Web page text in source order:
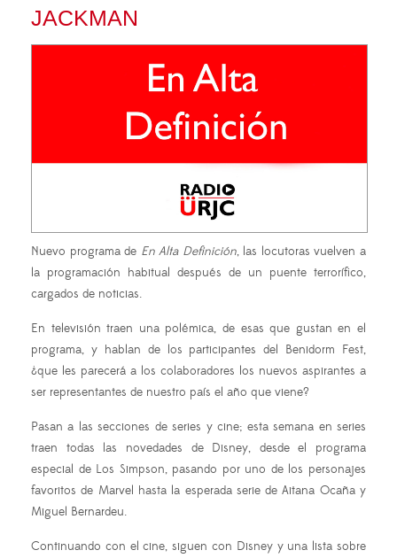
JACKMAN
Nuevo programa de En Alta Definición, las locutoras vuelven a
la programación habitual después de un puente terrorífico,
cargados de noticias.
En televisión traen una polémica, de esas que gustan en el
programa, y hablan de los participantes del Benidorm Fest,
¿que les parecerá a los colaboradores los nuevos aspirantes a
ser representantes de nuestro país el año que viene?
Pasan a las secciones de series y cine; esta semana en series
traen todas las novedades de Disney, desde el programa
especial de Los Simpson, pasando por uno de los personajes
favoritos de Marvel hasta la esperada serie de Aitana Ocaña y
Miguel Bernardeu.
Continuando con el cine, siguen con Disney y una lista sobre